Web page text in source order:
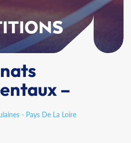
–
- Pays De La Loire